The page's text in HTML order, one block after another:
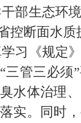
部生态环
控断面水质
习《规定
三管三必须
水体治理
实。同时